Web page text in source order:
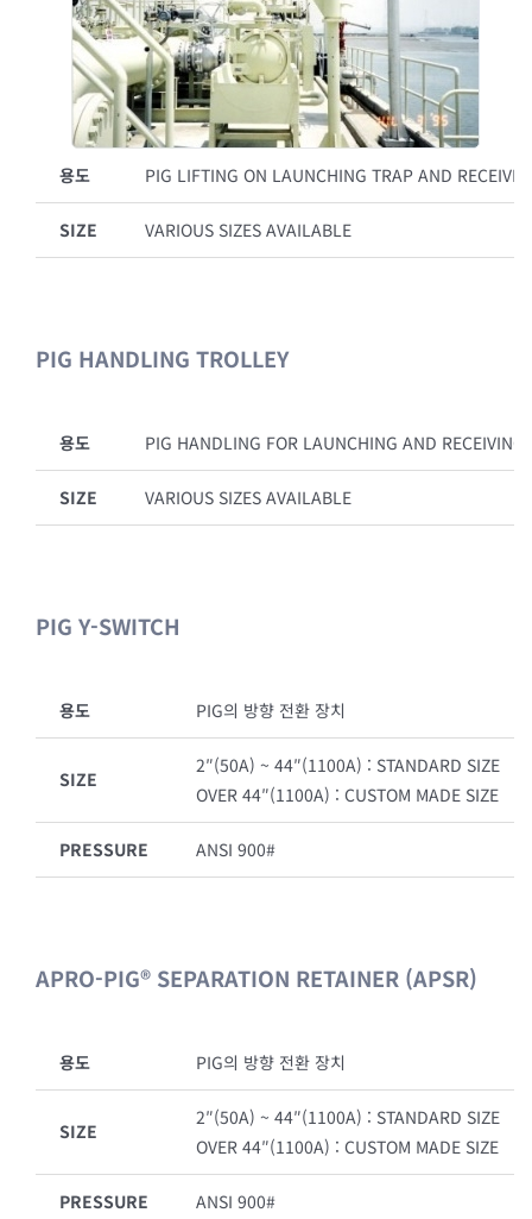
용도 PIG LIFTING ON LAUNCHING TRAP AND
SIZE VARIOUS SIZES AVAILABLE
PIG HANDLING TROLLEY
용도 PIG HANDLING FOR LAUNCHING AND RECEIVING
SIZE VARIOUS SIZES AVAILABLE
PIG Y-SWITCH
용도 PIG의 방향 전환 장치
SIZE
2″(50A) ~ 44″(1100A) : STANDARD SIZE
OVER 44″(1100A) : CUSTOM MADE SIZE
PRESSURE ANSI 900#
APRO-PIG® SEPARATION RETAINER (APSR)
용도 PIG의 방향 전환 장치
SIZE
2″(50A) ~ 44″(1100A) : STANDARD SIZE
OVER 44″(1100A) : CUSTOM MADE SIZE
PRESSURE ANSI 900#